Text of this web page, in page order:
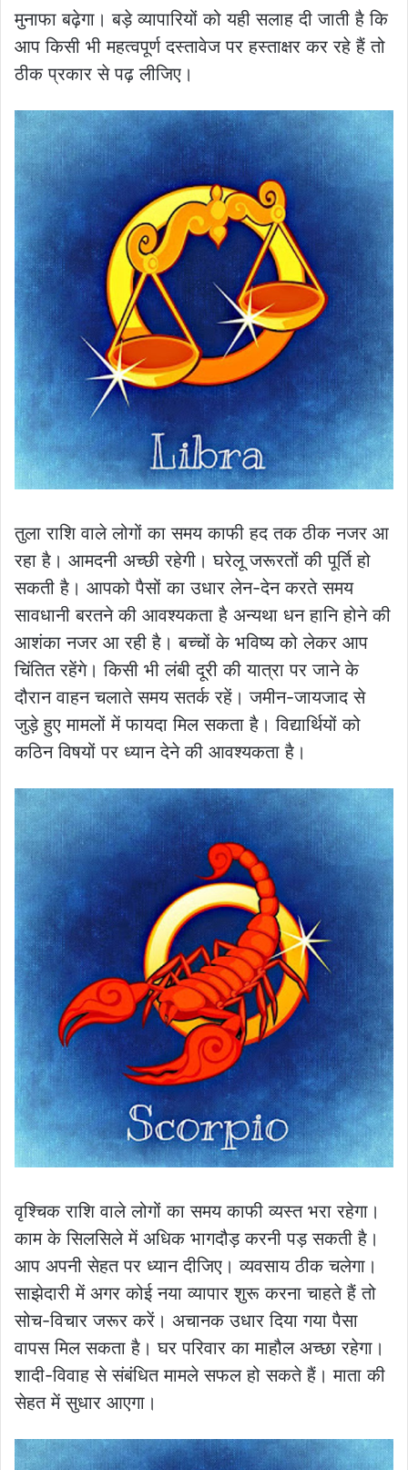
मुनाफा बढ़ेगा। बड़े व्यापारियों को यही सलाह दी जाती है कि
आप किसी भी महत्वपूर्ण दस्तावेज पर हस्ताक्षर कर रहे हैं तो
ठीक प्रकार से पढ़ लीजिए।
तुला राशि वाले लोगों का समय काफी हद तक ठीक नजर आ
रहा है। आमदनी अच्छी रहेगी। घरेलू जरूरतों की पूर्ति हो
सकती है। आपको पैसों का उधार लेन-देन करते समय
सावधानी बरतने की आवश्यकता है अन्यथा धन हानि होने की
आशंका नजर आ रही है। बच्चों के भविष्य को लेकर आप
चिंतित रहेंगे। किसी भी लंबी दूरी की यात्रा पर जाने के
दौरान वाहन चलाते समय सतर्क रहें। जमीन-जायजाद से
जुड़े हुए मामलों में फायदा मिल सकता है। विद्यार्थियों को
कठिन विषयों पर ध्यान देने की आवश्यकता है।
वृश्चिक राशि वाले लोगों का समय काफी व्यस्त भरा रहेगा।
काम के सिलसिले में अधिक भागदौड़ करनी पड़ सकती है।
आप अपनी सेहत पर ध्यान दीजिए। व्यवसाय ठीक चलेगा।
साझेदारी में अगर कोई नया व्यापार शुरू करना चाहते हैं तो
सोच-विचार जरूर करें। अचानक उधार दिया गया पैसा
वापस मिल सकता है। घर परिवार का माहौल अच्छा रहेगा।
शादी-विवाह से संबंधित मामले सफल हो सकते हैं। माता की
सेहत में सुधार आएगा।